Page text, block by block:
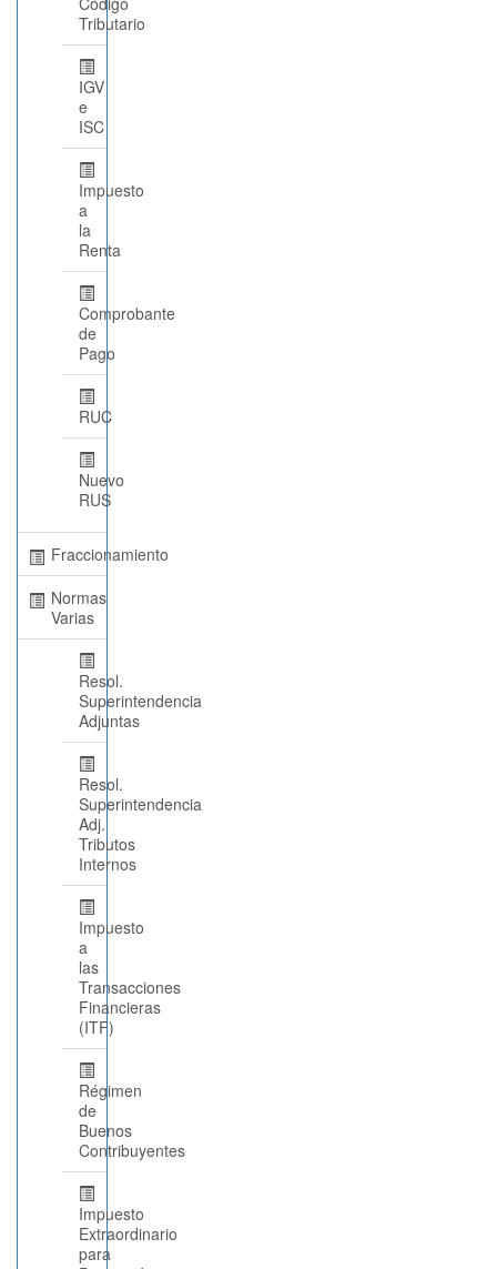
Tributario
IGV
e
ISC
Impuesto
a
la
Renta
Comprobante
de
Pago
RUC
Nuevo
RUS
Fraccionamiento
Normas
Varias
Resol.
Superintendencia
Adjuntas
Resol.
Superintendencia
Adj.
Tributos
Internos
Impuesto
a
las
Transacciones
Financieras
(ITF)
Régimen
de
Buenos
Contribuyentes
Impuesto
Extraordinario
para